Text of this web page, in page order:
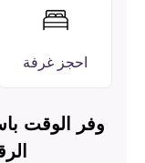
احجز غرفة
وفر الوقت